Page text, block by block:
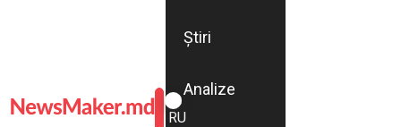
ROMÂNĂ
RU
Știri
Analize